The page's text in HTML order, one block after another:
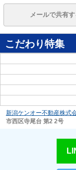
メールで共有す
こだわり特集
新潟ケンオー不動産株式
市西区寺尾台 第2 2号